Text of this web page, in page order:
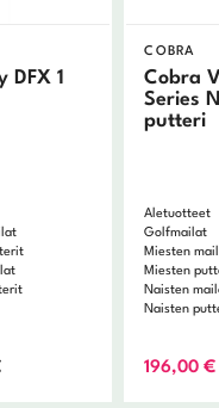
DFX 1
COBRA
Cobra
Series
putteri
Aletuotteet
Golfmailat
Miesten
Miesten
Naisten
Naisten
196,00€